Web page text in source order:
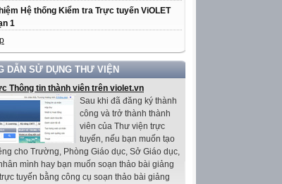
Hệ thống Kiểm tra Trực tuyến ViOLET
1
DẪN SỬ DỤNG THƯ VIỆN
Thông tin thành viên trên violet.vn
Sau khi đã đăng ký thành
công và trở thành thành
viên của Thư viện trực
tuyến, nếu bạn muốn tạo
cho Trường, Phòng Giáo dục, Sở Giáo dục,
mình hay bạn muốn soạn thảo bài giảng
tuyến bằng công cụ soạn thảo bài giảng